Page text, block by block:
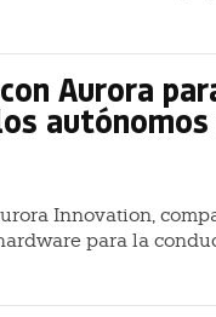
Aurora
autónomos
Innovation,
para la